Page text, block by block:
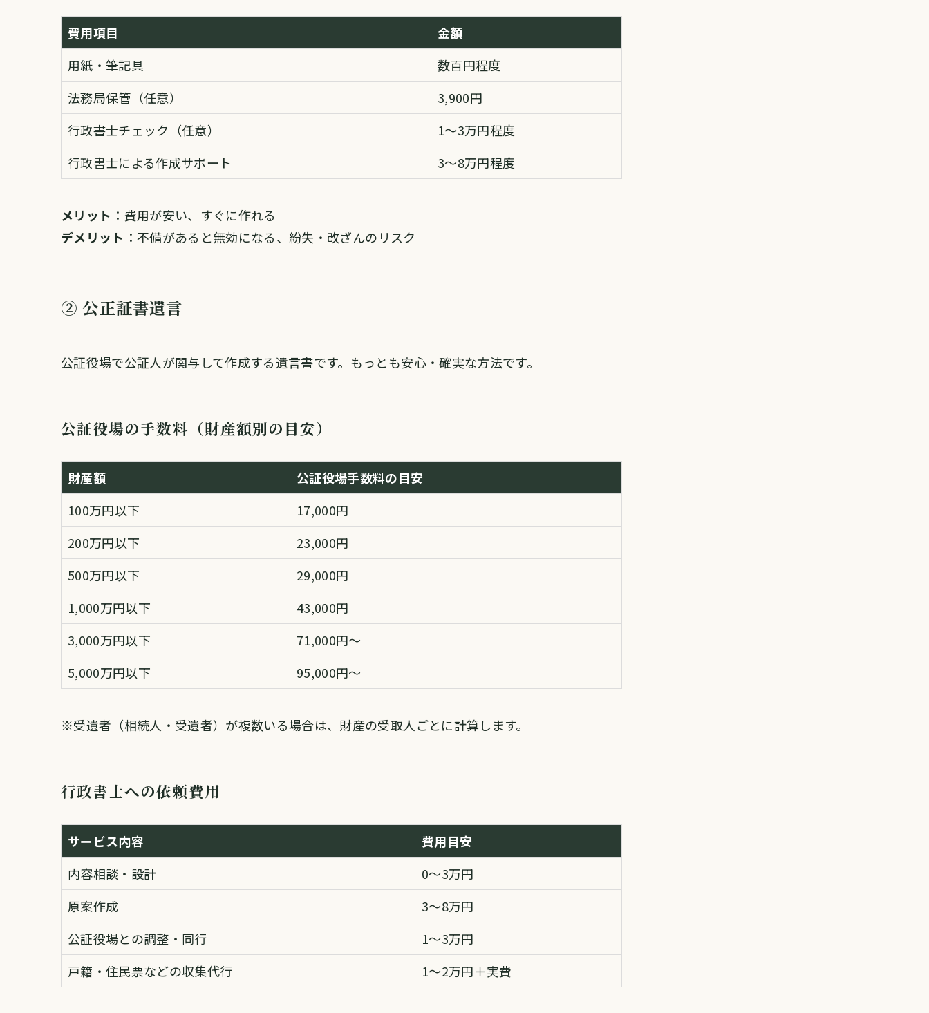
費用項目
金額
用紙・筆記具
数百円程度
法務局保管（任意）
3,900円
行政書士チェック（任意）
1〜3万円程度
行政書士による作成サポート
3〜8万円程度
メリット ：費用が安い、すぐに作れる
デメリット ：不備があると無効になる、紛失・改ざんのリスク
② 公正証書遺言
公証役場で公証人が関与して作成する遺言書です。もっとも安心・確実な方法です。
公証役場の手数料（財産額別の目安）
財産額
公証役場手数料の目安
100万円以下
17,000円
200万円以下
23,000円
500万円以下
29,000円
1,000万円以下
43,000円
3,000万円以下
71,000円〜
5,000万円以下
95,000円〜
※受遺者（相続人・受遺者）が複数いる場合は、財産の受取人ごとに計算します。
行政書士への依頼費用
サービス内容
費用目安
内容相談・設計
0〜3万円
原案作成
3〜8万円
公証役場との調整・同行
1〜3万円
戸籍・住民票などの収集代行
1〜2万円＋実費